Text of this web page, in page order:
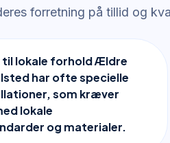
forretning på tillid og
til lokale forhold Ældre
har ofte specielle
som kræver
lokale
og materialer.